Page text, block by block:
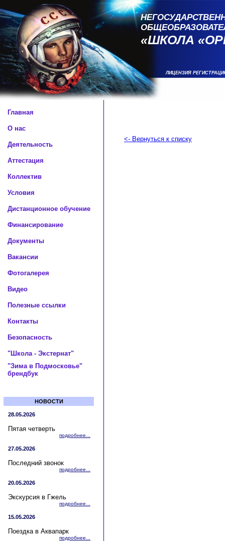
«ШКОЛА
ЛИЦЕНЗИЯ
Главная
О нас
Деятельность
Аттестация
Коллектив
Условия
Дистанционное обучение
Финансирование
Документы
Вакансии
Фотогалерея
Видео
Полезные ссылки
Контакты
Безопасность
"Школа - Экстернат"
"Зима в Подмосковье"
брендбук
НОВОСТИ
28.05.2026
Пятая четверть
подробнее...
27.05.2026
Последний звонок
подробнее...
20.05.2026
Экскурсия в Гжель
подробнее...
15.05.2026
Поездка в Аквапарк
подробнее...
<- Вернуться к списку